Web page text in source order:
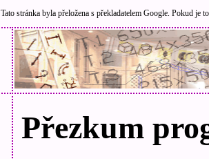
Tato stránka byla přeložena s překladatelem Google. Pokud je
Přezkum